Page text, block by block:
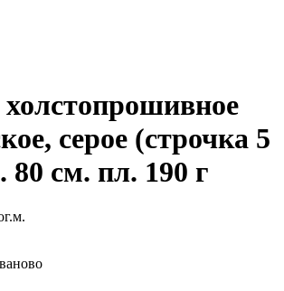
серое (строчка 5
см. пл. 190 г